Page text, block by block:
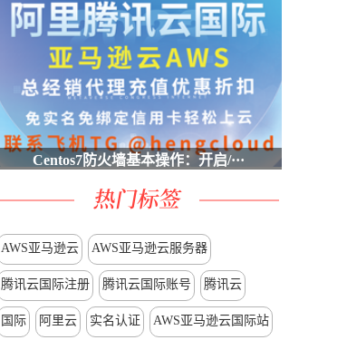
Centos7防火墙基本操作：开启/···
AWS亚马逊云 AWS亚马逊云服务器
腾讯云国际注册 腾讯云国际账号 腾讯云
国际 阿里云 实名认证 AWS亚马逊云国际站